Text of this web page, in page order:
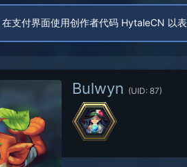
支付界面使用创作者代码 HytaleCN 以
Bulwyn (UID: 87)